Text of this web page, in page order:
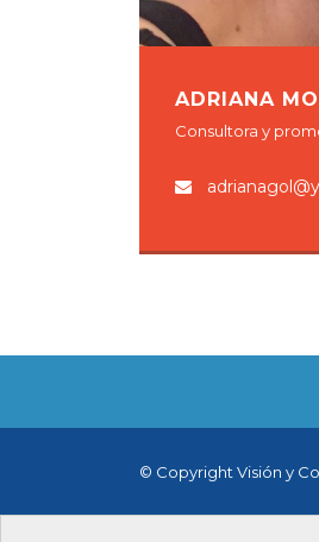
ADRIANA
Consultora y
© Copyright Visión y